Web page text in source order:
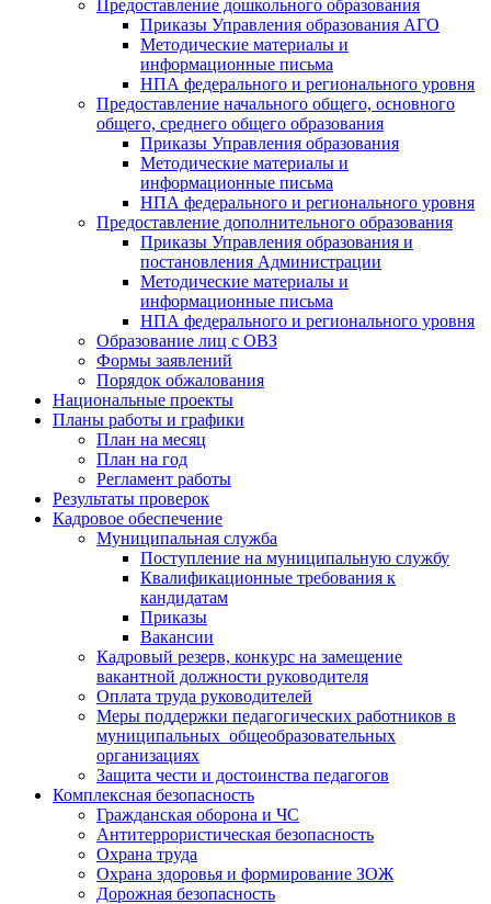
Предоставление дошкольного образования
Приказы Управления образования АГО
Методические материалы и
информационные письма
НПА федерального и регионального уровня
Предоставление начального общего, основного
общего, среднего общего образования
Приказы Управления образования
Методические материалы и
информационные письма
НПА федерального и регионального уровня
Предоставление дополнительного образования
Приказы Управления образования и
постановления Администрации
Методические материалы и
информационные письма
НПА федерального и регионального уровня
Образование лиц с ОВЗ
Формы заявлений
Порядок обжалования
Национальные проекты
Планы работы и графики
План на месяц
План на год
Регламент работы
Результаты проверок
Кадровое обеспечение
Муниципальная служба
Поступление на муниципальную службу
Квалификационные требования к
кандидатам
Приказы
Вакансии
Кадровый резерв, конкурс на замещение
вакантной должности руководителя
Оплата труда руководителей
Меры поддержки педагогических работников в
муниципальных общеобразовательных
организациях
Защита чести и достоинства педагогов
Комплексная безопасность
Гражданская оборона и ЧС
Антитеррористическая безопасность
Охрана труда
Охрана здоровья и формирование ЗОЖ
Дорожная безопасность